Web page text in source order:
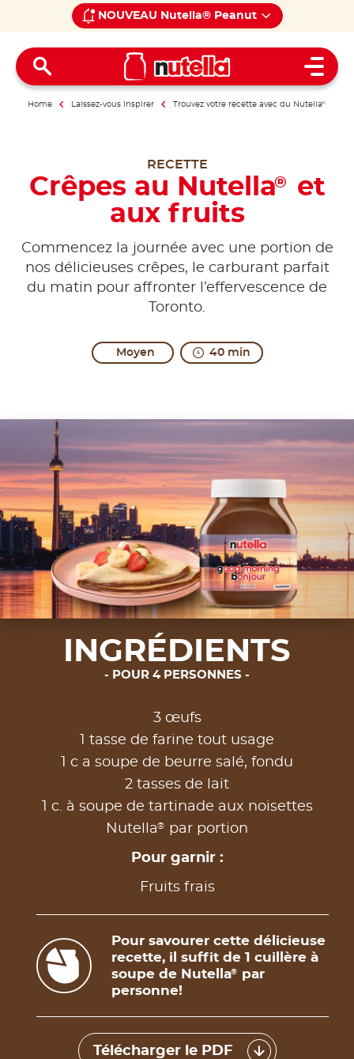
NOUVEAU Nutella® Peanut
Open
Home Laissez-vous inspirer Trouvez votre recette avec du Nutella®
RECETTE
Crêpes au Nutella®
et
aux fruits
Commencez la journée avec une portion de
nos délicieuses crêpes, le carburant parfait
du matin pour affronter l’effervescence de
Toronto.
Moyen 40 min
INGRÉDIENTS
POUR 4 PERSONNES
3 œufs
1 tasse de farine tout usage
1 c a soupe de beurre salé, fondu
2 tasses de lait
1 c. à soupe de tartinade aux noisettes
Nutella® par portion
Pour garnir :
Fruits frais
Pour savourer cette délicieuse
recette, il suffit de 1 cuillère à
soupe de Nutella®
par
personne!
Télécharger le PDF